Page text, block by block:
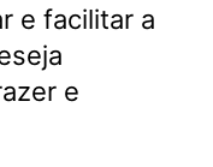
e facilitar a
e